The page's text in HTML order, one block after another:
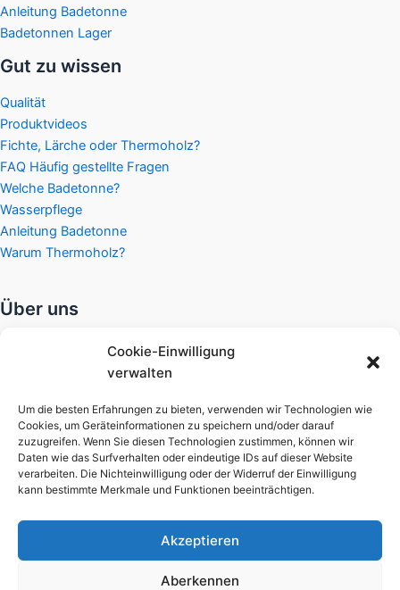
Cookie-Einwilligung
verwalten
Um die besten Erfahrungen zu bieten, verwenden wir Technologien wie
Cookies, um Geräteinformationen zu speichern und/oder darauf
zuzugreifen. Wenn Sie diesen Technologien zustimmen, können wir
Daten wie das Surfverhalten oder eindeutige IDs auf dieser Website
verarbeiten. Die Nichteinwilligung oder der Widerruf der Einwilligung
kann bestimmte Merkmale und Funktionen beeinträchtigen.
Akzeptieren
Aberkennen
Anleitung Badetonne
Badetonnen Lager
Gut zu wissen
Qualität
Produktvideos
Fichte, Lärche oder Thermoholz?
FAQ Häufig gestellte Fragen
Welche Badetonne?
Wasserpflege
Anleitung Badetonne
Warum Thermoholz?
Über uns
Widerrufsbelehrung
Datenschutzerklärung
Zahlungsarten
Versandkosten
Unsere AGB
Öffnungszeiten
Kontakt
Copyright © 2026 Sauneco